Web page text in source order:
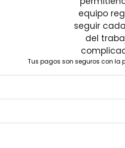
Tus pagos son seguros con la